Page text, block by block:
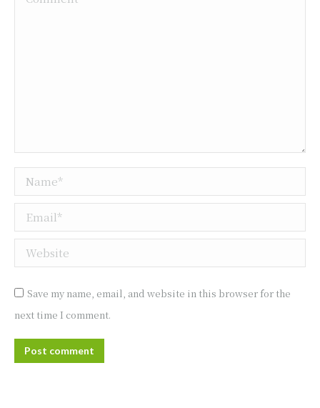
Name *
Email *
Website
Save my name, email, and website in this browser for the
next time I comment.
Post comment